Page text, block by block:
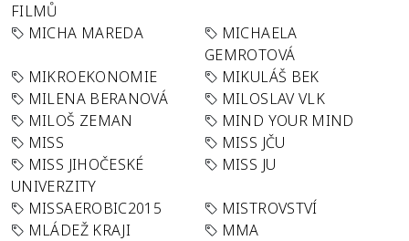
FILMŮ
MICHA MAREDA
MICHAELA
GEMROTOVÁ
MIKROEKONOMIE
MIKULÁŠ BEK
MILENA BERANOVÁ
MILOSLAV VLK
MILOŠ ZEMAN
MIND YOUR MIND
MISS
MISS JČU
MISS JIHOČESKÉ
UNIVERZITY
MISS JU
MISSAEROBIC2015
MISTROVSTVÍ
MLÁDEŽ KRAJI
MMA